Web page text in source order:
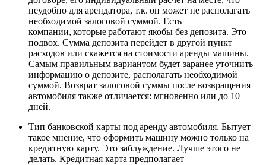
неудобно для арендатора, т.к. он может не располагать
необходимой залоговой суммой. Есть
компании, которые работают якобы без депозита. Это
подвох. Сумма депозита перейдет в другой пункт
расходов или скажется на стоимости аренды машины.
Самым правильным вариантом будет заранее уточнить
информацию о депозите, располагать необходимой
суммой. Возврат залоговой суммы после возвращения
автомобиля также отличается: мгновенно или до 10
дней.
Тип банковской карты под аренду автомобиля. Бытует
такое мнение, что оформить машину можно только на
кредитную карту. Это заблуждение. Лучше этого не
делать. Кредитная карта предполагает